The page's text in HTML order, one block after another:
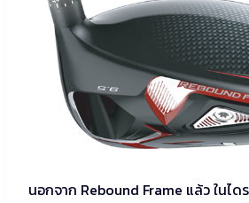
นอกจาก Rebound Frame แล้ว ในได